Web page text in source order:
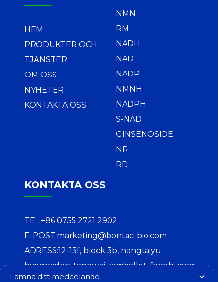
HEM
PRODUKTER OCH
TJÄNSTER
OM OSS
NYHETER
KONTAKTA OSS
NMN
RM
NADH
NAD
NADP
NMNH
NADPH
S-NAD
GINSENOSIDE
NR
RD
KONTAKTA OSS
TEL:+86 0755 2721 2902
E-POST:marketing@bontac-bio.com
ADRESS:12-13f, block 3b, hengtaiyu-
byggnaden, tangwei-samhället, fenghuang-
Lämna ditt meddelande